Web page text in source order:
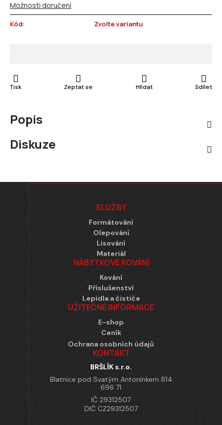
Možnosti doručení
Kód: Zvolte variantu
Tisk Zeptat se Hlídat Sdílet
Popis
Diskuze
Zápatí
SLUŽBY
Formátování
Olepování
Lisování
Materiál
NÁBYTKOVÉ KOVÁNÍ
Kování
Příslušenství
Lepidla a čističe
UŽITEČNÉ INFORMACE
E-shop
Ceník
Ochrana osobních údajů
KONTAKT
BRŠLÍK s.r.o.
Blatnice pod Svatým Antonínkem 814
696 71
IČ 29312507
DIČ CZ29312507